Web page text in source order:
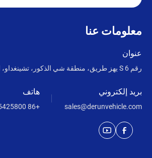
معلومات عنا
عنوان
رقم 6 S يهز طريق، منطقة شي الذكور، تشينغداو، الصين
هاتف
+86 13605425800
بريد إلكتروني
sales@derunvehicle.com